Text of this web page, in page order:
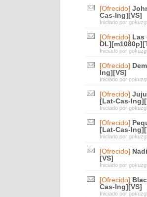
[Ofrecido]
Cas-Ing][VS]
Iniciado por
[Ofrecido] Las
Iniciado por
[Ofrecido]
Ing][VS]
Iniciado por
[Ofrecido]
[Lat-Cas-
Iniciado por
[Ofrecido]
[Lat-Cas-
Iniciado por
[Ofrecido]
[VS]
Iniciado por
[Ofrecido]
Cas-Ing][VS]
Iniciado por